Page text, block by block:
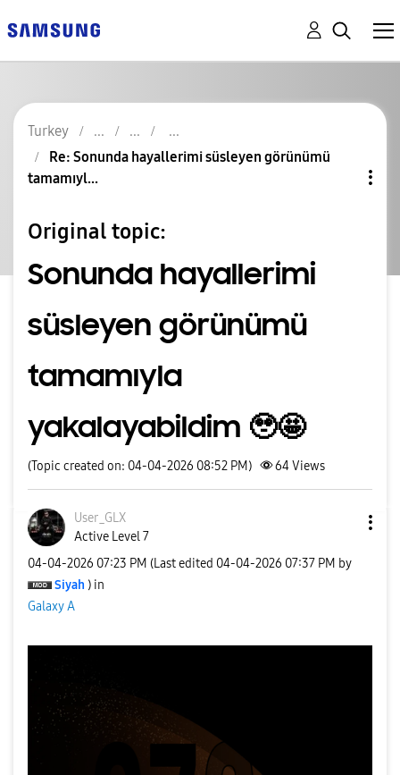
Turkey
Re: Sonunda hayallerimi süsleyen görünümü
tamamıyl...
Original topic:
Sonunda hayallerimi
süsleyen görünümü
tamamıyla
yakalayabildim 🥹🤩
(Topic created on: 04-04-2026 08:52 PM) 64Views
User_GLX
Active Level 7
‎04-04-2026 07:23 PM (Last edited ‎04-04-2026 07:37 PM by
Siyah ) in
Galaxy A